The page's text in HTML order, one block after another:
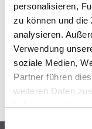
personalisieren,
zu können und die
analysieren.
Verwendung
soziale Medien,
Partner führen
weiteren Daten
haben oder die
Einwilligungsauswahl
Keine Sorge,
werden das
Erkunden Sie in
und